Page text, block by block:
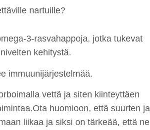
nartuille?
3-rasvahappoja, jotka tukevat
kehitystä.
immuunijärjestelmää.
vettä ja siten kiinteyttäen
huomioon, että suurten ja
liikaa ja siksi on tärkeää, että ne